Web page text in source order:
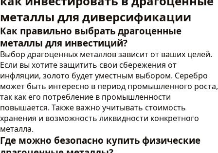
металлы для диверсификации
Как правильно выбрать драгоценные
металлы для инвестиций?
Выбор драгоценных металлов зависит от ваших целей.
Если вы хотите защитить свои сбережения от
инфляции, золото будет уместным выбором. Серебро
может быть интересно в период промышленного роста,
так как его потребление в промышленности
повышается. Также важно учитывать стоимость
хранения и возможность ликвидности конкретного
металла.
Где можно безопасно купить физические